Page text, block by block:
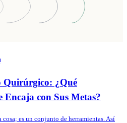
¿Qué
con Sus Metas?
es un conjunto de herramientas. Así